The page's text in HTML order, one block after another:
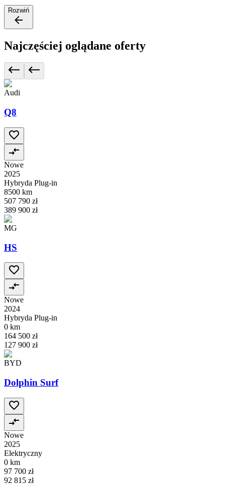
Rozwiń
Najczęściej oglądane oferty
Audi
Q8
Nowe
2025
Hybryda Plug-in
8500 km
507 790 zł
389 900 zł
MG
HS
Nowe
2024
Hybryda Plug-in
0 km
164 500 zł
127 900 zł
BYD
Dolphin Surf
Nowe
2025
Elektryczny
0 km
97 700 zł
92 815 zł